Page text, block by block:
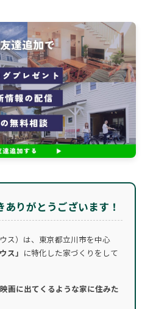
りがとうございます！
ス）は、東京都立川市を中心
ス」 に特化した家づくりをして
画に出てくるような家に住みた